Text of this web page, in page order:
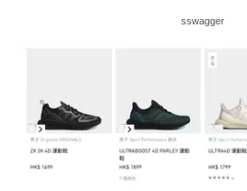
sswagger